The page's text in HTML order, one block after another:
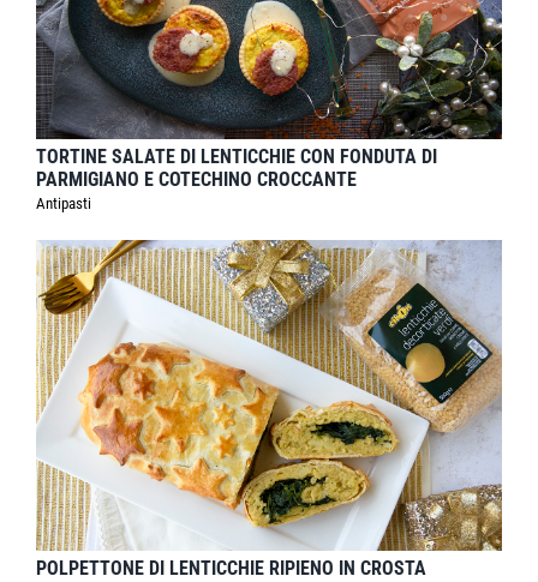
TORTINE SALATE DI LENTICCHIE CON FONDUTA DI
PARMIGIANO E COTECHINO CROCCANTE
Antipasti
POLPETTONE DI LENTICCHIE RIPIENO IN CROSTA